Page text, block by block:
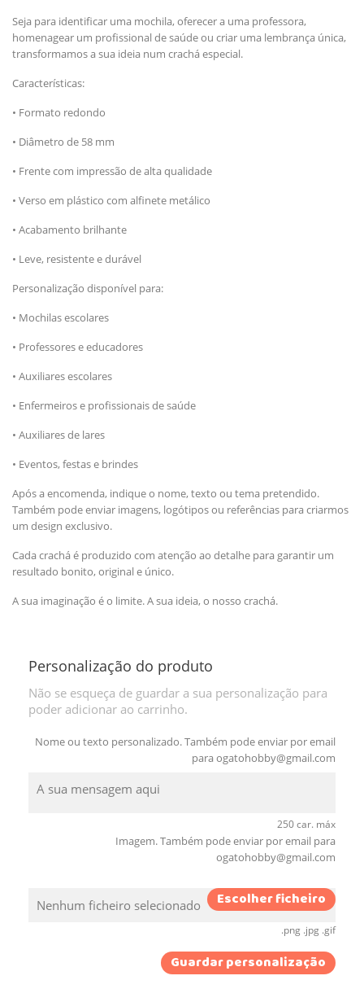
Seja para identificar uma mochila, oferecer a uma professora,
homenagear um profissional de saúde ou criar uma lembrança única,
transformamos a sua ideia num crachá especial.
Características:
• Formato redondo
• Diâmetro de 58 mm
• Frente com impressão de alta qualidade
• Verso em plástico com alfinete metálico
• Acabamento brilhante
• Leve, resistente e durável
Personalização disponível para:
• Mochilas escolares
• Professores e educadores
• Auxiliares escolares
• Enfermeiros e profissionais de saúde
• Auxiliares de lares
• Eventos, festas e brindes
Após a encomenda, indique o nome, texto ou tema pretendido.
Também pode enviar imagens, logótipos ou referências para criarmos
um design exclusivo.
Cada crachá é produzido com atenção ao detalhe para garantir um
resultado bonito, original e único.
A sua imaginação é o limite. A sua ideia, o nosso crachá.
Personalização do produto
Não se esqueça de guardar a sua personalização para
poder adicionar ao carrinho.
Nome ou texto personalizado. Também pode enviar por email
para ogatohobby@gmail.com
250 car. máx
Imagem. Também pode enviar por email para
ogatohobby@gmail.com
Nenhum ficheiro selecionado Escolher ficheiro
.png .jpg .gif
Guardar personalização